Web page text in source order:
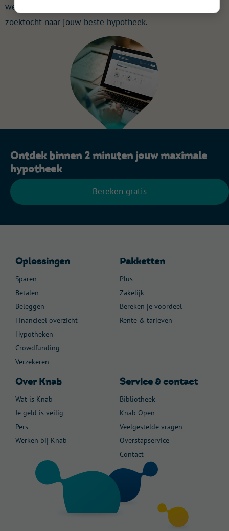
webcam gevoerd worden. Zo krijg je eersteklas hulp in je
zoektocht naar jouw beste hypotheek.
Ontdek binnen 2 minuten jouw maximale
hypotheek
Bereken gratis
Oplossingen
Sparen
Betalen
Beleggen
Financieel overzicht
Hypotheken
Crowdfunding
Verzekeren
Pakketten
Plus
Zakelijk
Bereken je voordeel
Rente & tarieven
Over Knab
Wat is Knab
Je geld is veilig
Pers
Werken bij Knab
Service & contact
Bibliotheek
Knab Open
Veelgestelde vragen
Overstapservice
Contact